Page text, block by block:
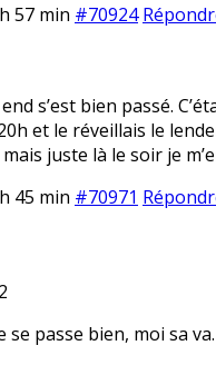
57 min #70924
s’est bien passé.
et le réveillais le
juste là le soir je
45 min #70971
se passe bien, moi sa